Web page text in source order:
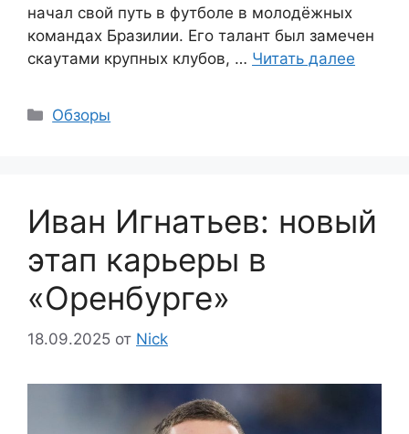
начал свой путь в футболе в молодёжных
командах Бразилии. Его талант был замечен
скаутами крупных клубов, … Читать далее
Рубрики
Обзоры
Иван Игнатьев: новый
этап карьеры в
«Оренбурге»
18.09.2025 от Nick